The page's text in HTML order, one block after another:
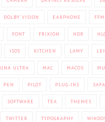
DOLBY VISION EARPHONE
FONT FRIXION HDR
IS05 KITCHEN LAMY
ULTRA MAC MACOS
PEN PILOT PLUG-INS
SOFTWARE TEA THEMES
TWITTER TYPOGRAPHY